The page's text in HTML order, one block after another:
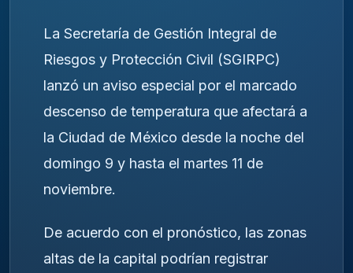
La Secretaría de Gestión Integral de
Riesgos y Protección Civil (SGIRPC)
lanzó un aviso especial por el marcado
descenso de temperatura que afectará a
la Ciudad de México desde la noche del
domingo 9 y hasta el martes 11 de
noviembre.
De acuerdo con el pronóstico, las zonas
altas de la capital podrían registrar